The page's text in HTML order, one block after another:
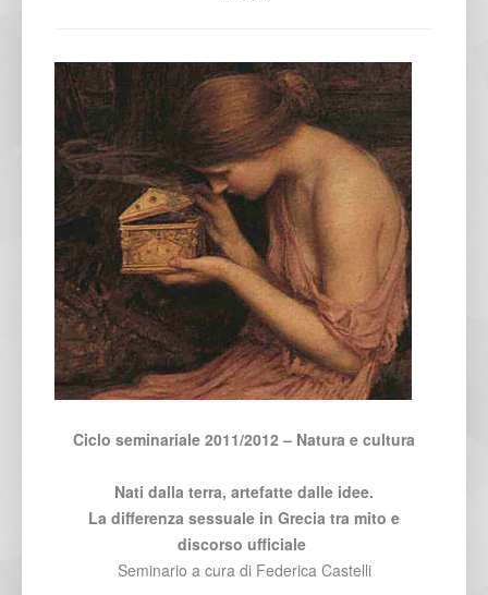
Ciclo seminariale 2011/2012 – Natura e cultura
Nati dalla terra, artefatte dalle idee.
La differenza sessuale in Grecia tra mito e
discorso ufficiale
Seminario a cura di Federica Castelli